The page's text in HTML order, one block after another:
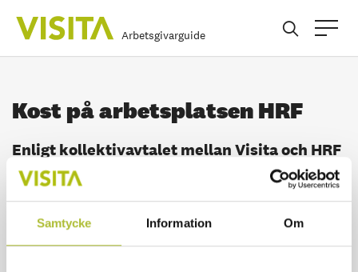
Samtycke Information Om
Arbetsgivarguide
Kost på arbetsplatsen HRF
Enligt kollektivavtalet mellan Visita och HRF
(17 §) innebär en överenskommelse om
anställning även att överenskommelse om
kost på arbetsplatsen har träffats där
arbetsgivaren tillhandahåller mat på